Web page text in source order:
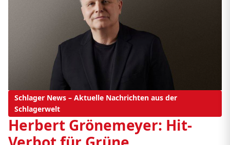
Schlager News – Aktuelle Nachrichten aus der
Schlagerwelt
Herbert Grönemeyer: Hit-